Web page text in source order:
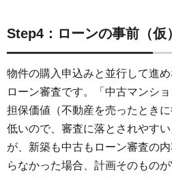
Step4：ローンの事前（仮
物件の購入申込みと並行して進め
ローン審査です。「中古マンシ
担保価値（不動産を売ったとき
低いので、審査に落とされやす
が、新築も中古もローン審査の
らなかった場合、計画そのもの